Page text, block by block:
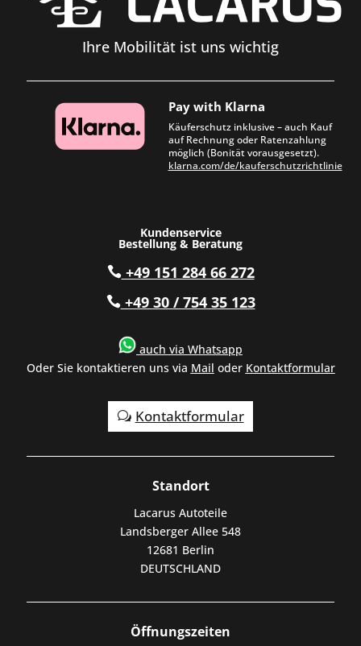
Ihre Mobilität ist uns wichtig
Pay with Klarna
Käuferschutz inklusive – auch Kauf
auf Rechnung oder Ratenzahlung
möglich (Bonität vorausgesetzt).
klarna.com/de/kauferschutzrichtlinie
Kundenservice
Bestellung & Beratung
+49 151 284 66 272
+49 30 / 754 35 123
auch via Whatsapp
Oder Sie kontaktieren uns via Mail oder Kontaktformular
Kontaktformular
Standort
Lacarus Autoteile
Landsberger Allee 548
12681 Berlin
DEUTSCHLAND
Öffnungszeiten